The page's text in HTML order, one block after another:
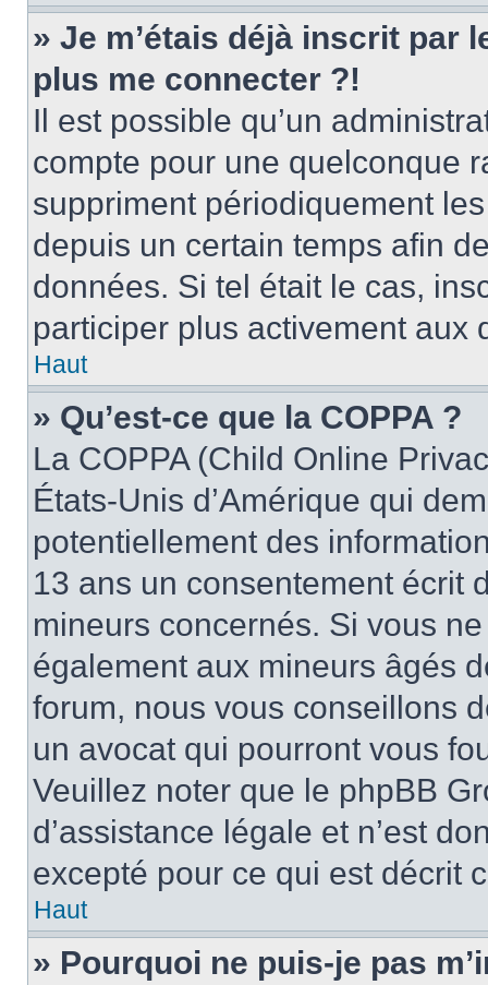
» Je m’étais déjà inscrit par
plus me connecter ?!
Il est possible qu’un
compte pour une quelconque
suppriment périodiquement
depuis un certain temps afin
données. Si tel était le cas,
participer plus activement aux
Haut
» Qu’est-ce que la COPPA ?
La COPPA (Child Online
États-Unis d’Amérique qui
potentiellement des
13 ans un consentement écrit
mineurs concernés. Si vous
également aux mineurs âgés
forum, nous vous conseillons
un avocat qui pourront vous
Veuillez noter que le phpBB
d’assistance légale et n’est
excepté pour ce qui est décrit
Haut
» Pourquoi ne puis-je pas